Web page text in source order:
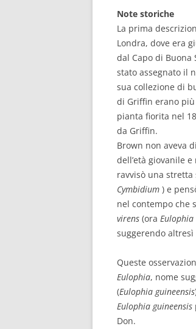
Note storiche
La prima
Londra, dove era
dal Capo di
stato assegnato il
sua collezione di
di Griffin erano
pianta fiorita nel
da Griffin.
Brown non aveva
dell’età giovanile
ravvisò una
Cymbidium ) e
nel contempo che
virens (ora
suggerendo
Queste
Eulophia, nome
(Eulophia guineensis
Eulophia guineensis
Don.